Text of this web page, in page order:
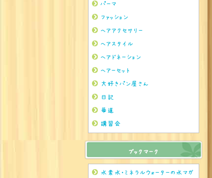
パーマ
ファッション
ヘアアクセサリー
ヘアスタイル
ヘアドネーション
ヘアーセット
大好きパン屋さん
日記
華道
講習会
ブックマーク
水素水・ミネラルウォーターの水マガ